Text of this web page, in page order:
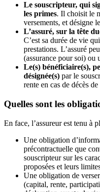
Le souscripteur, qui
les primes. Il choisit le
versements, et désigne
L’assuré, sur la tête
C’est sa durée de vie
prestations. L’assuré
(assurance pour soi) ou
Le(s) bénéficiaire(s),
désignée(s) par le
rente en cas de décès
Quelles sont les
En face, l’assureur est tenu à
Une obligation
précontractuelle que
souscripteur sur les
proposées et leurs
Une obligation de
(capital, rente,